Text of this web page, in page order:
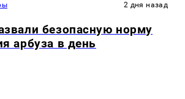
2 дня назад
безопасную норму
арбуза в день